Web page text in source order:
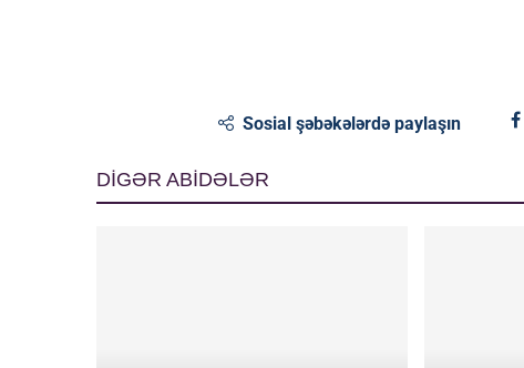
Sosial şəbəkələrdə paylaşın
DİGƏR ABİDƏLƏR